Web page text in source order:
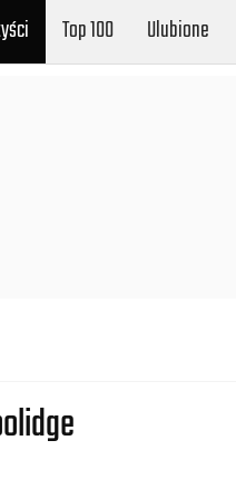
Top 100 Ulubione